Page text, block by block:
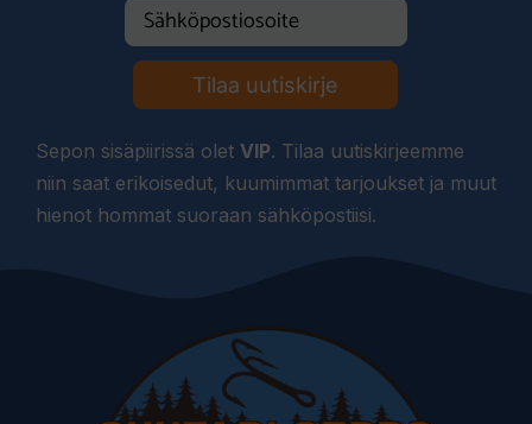
Tilaa uutiskirje
Sepon sisäpiirissä olet VIP. Tilaa uutiskirjeemme
niin saat erikoisedut, kuumimmat tarjoukset ja muut
hienot hommat suoraan sähköpostiisi.